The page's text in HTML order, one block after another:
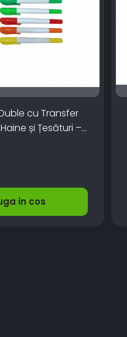
cu Transfer
și Țesături –
Desenat și
in cos